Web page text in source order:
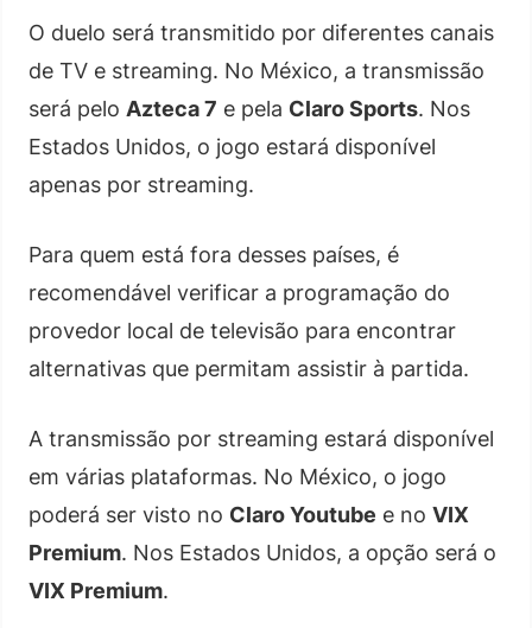
O duelo será transmitido por diferentes canais
de TV e streaming. No México, a transmissão
será pelo Azteca 7 e pela Claro Sports. Nos
Estados Unidos, o jogo estará disponível
apenas por streaming.
Para quem está fora desses países, é
recomendável verificar a programação do
provedor local de televisão para encontrar
alternativas que permitam assistir à partida.
A transmissão por streaming estará disponível
em várias plataformas. No México, o jogo
poderá ser visto no Claro Youtube e no VIX
Premium. Nos Estados Unidos, a opção será o
VIX Premium.